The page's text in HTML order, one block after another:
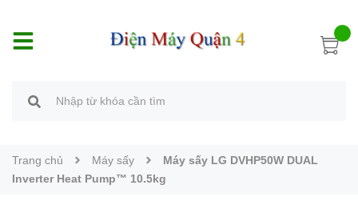
Trang chủ Máy sấy
Máy sấy LG DVHP50W DUAL
Inverter Heat Pump™ 10.5kg